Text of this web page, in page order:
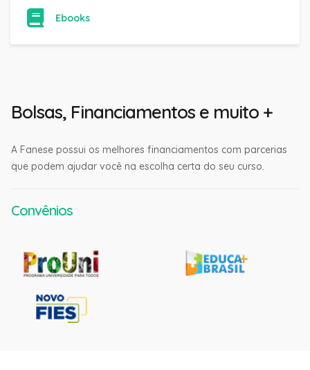
Ebooks
Bolsas, Financiamentos e muito +
A Fanese possui os melhores financiamentos com parcerias
que podem ajudar você na escolha certa do seu curso.
Convênios